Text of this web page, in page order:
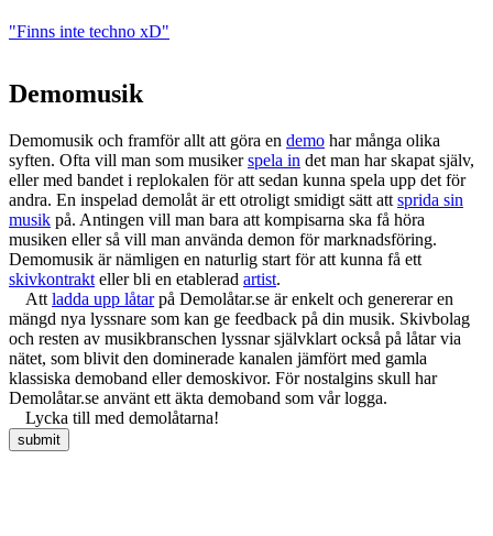
"Finns inte techno xD"
Demomusik
Demomusik och framför allt att göra en demo har många olika
syften. Ofta vill man som musikerspela in det man har skapat själv,
eller med bandet i replokalen för att sedan kunna spela upp det för
andra. En inspelad demolåt är ett otroligt smidigt sätt att sprida sin
musik på. Antingen vill man bara att kompisarna ska få höra
musiken eller så vill man använda demon för marknadsföring.
Demomusik är nämligen en naturlig start för att kunna få ett
skivkontrakt eller bli en etablerad artist.
Attladda upp låtarpå Demolåtar.se är enkelt och genererar en
mängd nya lyssnare som kan ge feedback på din musik. Skivbolag
och resten av musikbranschen lyssnar självklart också på låtar via
nätet, som blivit den dominerade kanalen jämfört med gamla
klassiska demoband eller demoskivor. För nostalgins skull har
Demolåtar.se använt ett äkta demoband som vår logga.
Lycka till med demolåtarna!